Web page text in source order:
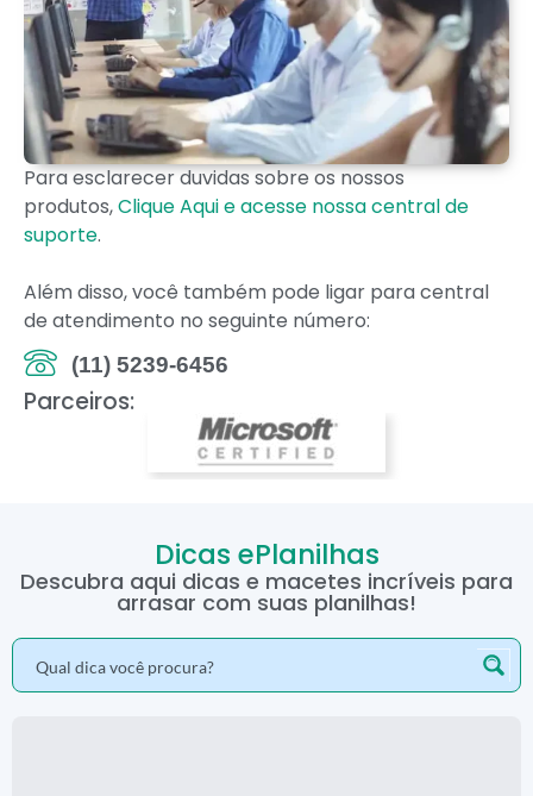
Para esclarecer duvidas sobre os nossos
produtos,Clique Aqui e acesse nossa central de
suporte.
Além disso, você também pode ligar para central
de atendimento no seguinte número:
(11) 5239-6456
Parceiros:
Dicas ePlanilhas
Descubra aqui dicas e macetes incríveis para
arrasar com suas planilhas!